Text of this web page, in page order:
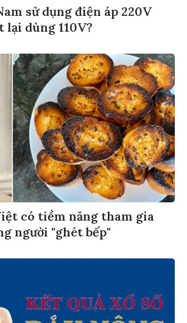
sử dụng điện áp 220V
lại dùng 110V?
có tiềm năng tham gia
người "ghét bếp"